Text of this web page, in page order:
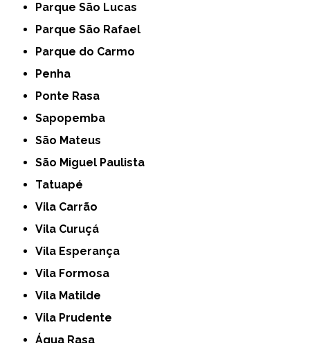
Parque São Lucas
Parque São Rafael
Parque do Carmo
Penha
Ponte Rasa
Sapopemba
São Mateus
São Miguel Paulista
Tatuapé
Vila Carrão
Vila Curuçá
Vila Esperança
Vila Formosa
Vila Matilde
Vila Prudente
Água Rasa